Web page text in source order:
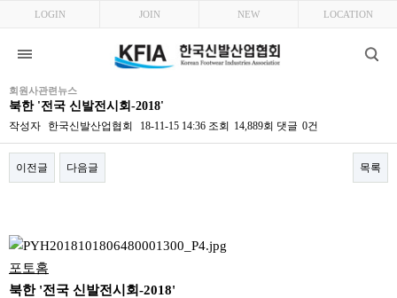
LOGIN JOIN NEW LOCATION
회원사관련뉴스
북한 '전국 신발전시회-2018'
작성자 한국신발산업협회 18-11-15 14:36 조회 14,889회 댓글 0건
이전글 다음글 목록
포토홈
북한 '전국 신발전시회-2018'